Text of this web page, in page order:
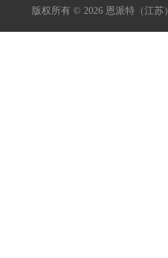
版权所有 © 2026 恩派特（江